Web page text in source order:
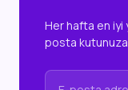
Her hafta en iyi
posta